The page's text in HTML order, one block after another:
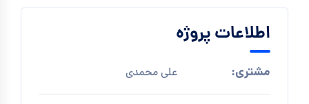
اطلاعات پروژه
مشتری: علی محمدی